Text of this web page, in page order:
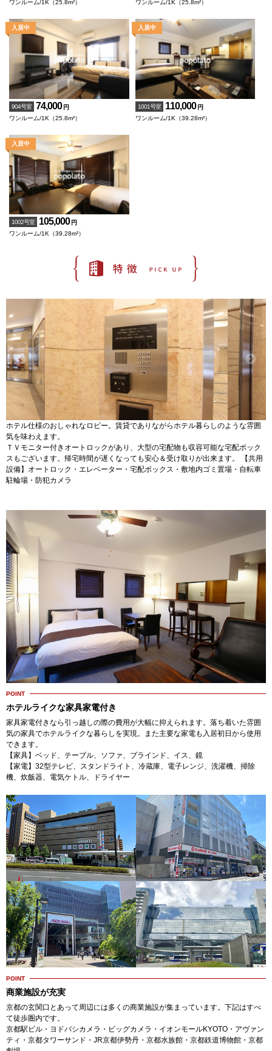
ワンルーム/1K（25.8m²）
ワンルーム/1K（25.8m²）
904号室 74,000 円
ワンルーム/1K（25.8m²）
1001号室 110,000 円
ワンルーム/1K（39.28m²）
1002号室 105,000 円
ワンルーム/1K（39.28m²）
ホテル仕様のおしゃれなロビー。賃貸でありながらホテル暮らしのような雰囲
気を味わえます。
ＴＶモニター付きオートロックがあり、大型の宅配物も収容可能な宅配ボック
スもございます。帰宅時間が遅くなっても安心＆受け取りが出来ます。 【共用
設備】オートロック・エレベーター・宅配ボックス・敷地内ゴミ置場・自転車
駐輪場・防犯カメラ
POINT
ホテルライクな家具家電付き
家具家電付きなら引っ越しの際の費用が大幅に抑えられます。落ち着いた雰囲
気の家具でホテルライクな暮らしを実現。また主要な家電も入居初日から使用
できます。
【家具】ベッド、テーブル、ソファ、ブラインド、イス、鏡
【家電】32型テレビ、スタンドライト、冷蔵庫、電子レンジ、洗濯機、掃除
機、炊飯器、電気ケトル、ドライヤー
POINT
商業施設が充実
京都の玄関口とあって周辺には多くの商業施設が集まっています。下記はすべ
て徒歩圏内です。
京都駅ビル・ヨドバシカメラ・ビッグカメラ・イオンモールKYOTO・アヴァン
ティ・京都タワーサンド・JR京都伊勢丹・京都水族館・京都鉄道博物館・京都